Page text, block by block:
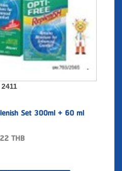
2411
Set 300ml + 60 ml
THB